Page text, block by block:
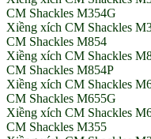
CM Shackles M354G
Xiềng xích CM Shackles
CM Shackles M854
Xiềng xích CM Shackles
CM Shackles M854P
Xiềng xích CM Shackles
CM Shackles M655G
Xiềng xích CM Shackles
CM Shackles M355